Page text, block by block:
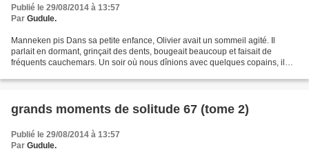
Publié le 29/08/2014 à 13:57
Par Gudule.
Manneken pis Dans sa petite enfance, Olivier avait un sommeil agité. Il
parlait en dormant, grinçait des dents, bougeait beaucoup et faisait de
fréquents cauchemars. Un soir où nous dînions avec quelques copains, il
grands moments de solitude 67 (tome 2)
Publié le 29/08/2014 à 13:57
Par Gudule.